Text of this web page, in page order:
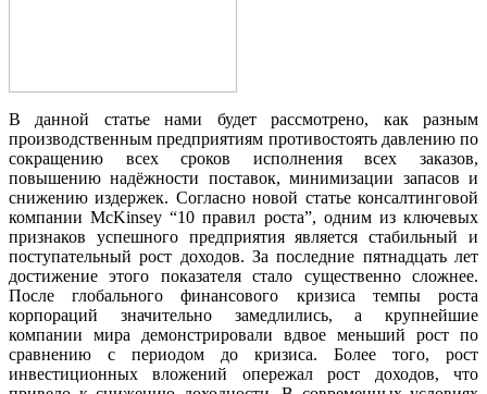
В данной статье нами будет рассмотрено, как разным
производственным предприятиям противостоять давлению по
сокращению всех сроков исполнения всех заказов,
повышению надёжности поставок, минимизации запасов и
снижению издержек. Согласно новой статье консалтинговой
компании McKinsey “10 правил роста”, одним из ключевых
признаков успешного предприятия является стабильный и
поступательный рост доходов. За последние пятнадцать лет
достижение этого показателя стало существенно сложнее.
После глобального финансового кризиса темпы роста
корпораций значительно замедлились, а крупнейшие
компании мира демонстрировали вдвое меньший рост по
сравнению с периодом до кризиса. Более того, рост
инвестиционных вложений опережал рост доходов, что